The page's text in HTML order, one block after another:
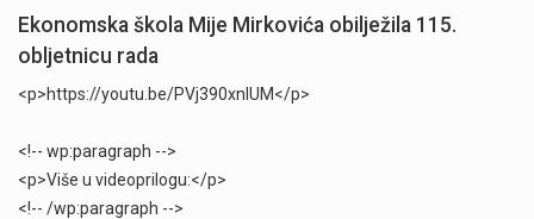
Ekonomska škola Mije Mirkovića obilježila 115.
obljetnicu rada
<p>https://youtu.be/PVj390xnlUM</p>
<!-- wp:paragraph -->
<p>Više u videoprilogu:</p>
<!-- /wp:paragraph -->